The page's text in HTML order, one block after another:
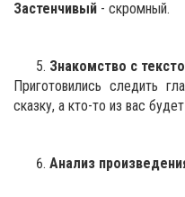
Застенчивый - скромный.
Знакомство с
Приготовились следить
сказку, а кто-то из вас
Анализ